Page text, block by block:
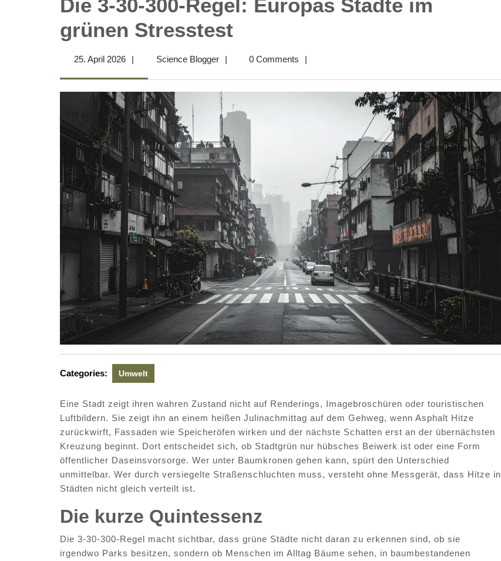
Die 3-30-300-Regel: Europas Städte im
grünen Stresstest
25. April 202625.| Science BloggerScience
| 0 Comments |
Categories: Umwelt
Eine Stadt zeigt ihren wahren Zustand nicht auf Renderings, Imagebroschüren oder touristischen
Luftbildern. Sie zeigt ihn an einem heißen Julinachmittag auf dem Gehweg, wenn Asphalt Hitze
zurückwirft, Fassaden wie Speicheröfen wirken und der nächste Schatten erst an der übernächsten
Kreuzung beginnt. Dort entscheidet sich, ob Stadtgrün nur hübsches Beiwerk ist oder eine Form
öffentlicher Daseinsvorsorge. Wer unter Baumkronen gehen kann, spürt den Unterschied
unmittelbar. Wer durch versiegelte Straßenschluchten muss, versteht ohne Messgerät, dass Hitze in
Städten nicht gleich verteilt ist.
Die kurze Quintessenz
Die 3-30-300-Regel macht sichtbar, dass grüne Städte nicht daran zu erkennen sind, ob sie
irgendwo Parks besitzen, sondern ob Menschen im Alltag Bäume sehen, in baumbestandenen